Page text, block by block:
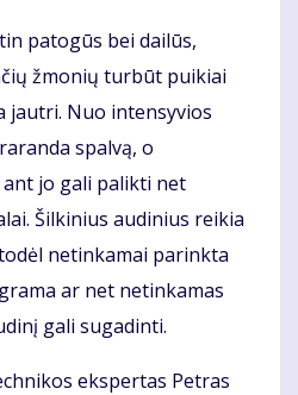
patogūs bei dailūs,
žmonių turbūt puikiai
jautri. Nuo intensyvios
spalvą, o
ant jo gali palikti net
Šilkinius audinius reikia
netinkamai parinkta
ar net netinkamas
gali sugadinti.
ekspertas Petras